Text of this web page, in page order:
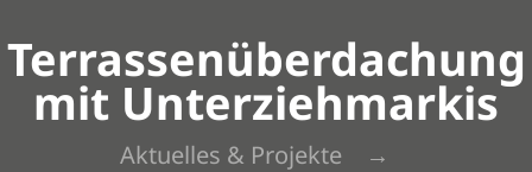
Terrassenüberdachung
mit Unterziehmarkis
Aktuelles & Projekte